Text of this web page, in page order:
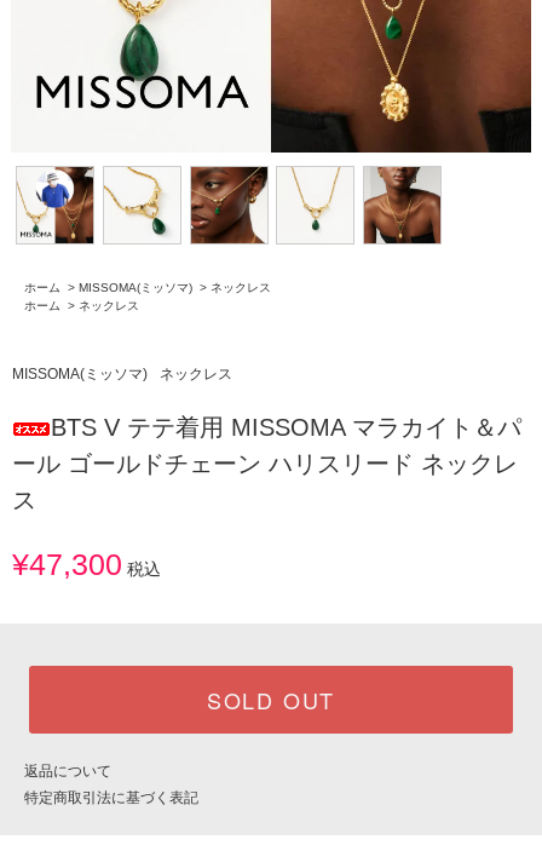
ホーム > MISSOMA(ミッソマ) > ネックレス
ホーム
> ネックレス
MISSOMA(ミッソマ) ネックレス
BTS V テテ着用 MISSOMA マラカイト＆パ
ール ゴールドチェーン ハリスリード ネックレ
ス
¥47,300 税込
SOLD OUT
返品について
特定商取引法に基づく表記